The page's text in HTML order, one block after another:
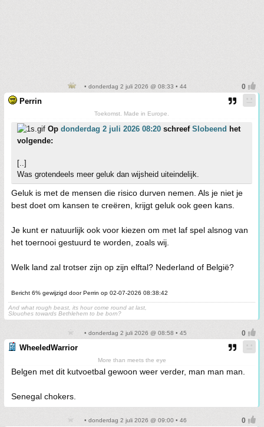
• donderdag 2 juli 2026 @ 08:33 • 44
Perrin
Toekomst. Made in Europe.
Op donderdag 2 juli 2026 08:20 schreef Slobeend het
volgende:
[..]
Was grotendeels meer geluk dan wijsheid uiteindelijk.
Geluk is met de mensen die risico durven nemen. Als je niet je
best doet om kansen te creëren, krijgt geluk ook geen kans.
Je kunt er natuurlijk ook voor kiezen om met laf spel alsnog van
het toernooi gestuurd te worden, zoals wij.
Welk land zal trotser zijn op zijn elftal? Nederland of België?
Bericht 6% gewijzigd door Perrin op 02-07-2026 08:38:42
And what rough beast, its hour come round at last,
Slouches towards Bethlehem to be born?
• donderdag 2 juli 2026 @ 08:58 • 45
WheeledWarrior
More than meets the eye
Belgen met dit kutvoetbal gewoon weer verder, man man man.
Senegal chokers.
• donderdag 2 juli 2026 @ 09:00 • 46